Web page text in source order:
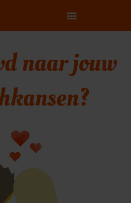
naar jouw